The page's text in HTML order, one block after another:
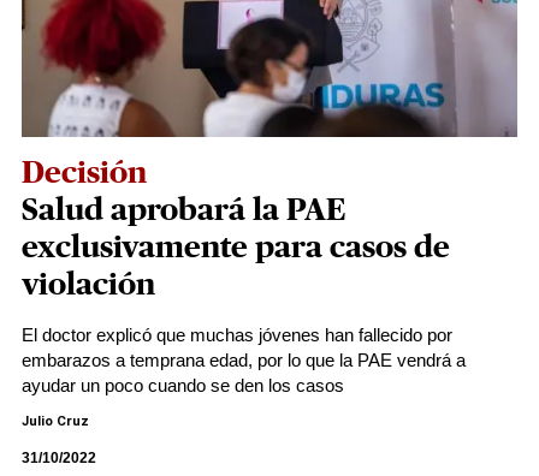
Decisión
Salud aprobará la PAE
exclusivamente para casos de
violación
El doctor explicó que muchas jóvenes han fallecido por
embarazos a temprana edad, por lo que la PAE vendrá a
ayudar un poco cuando se den los casos
Julio Cruz
31/10/2022